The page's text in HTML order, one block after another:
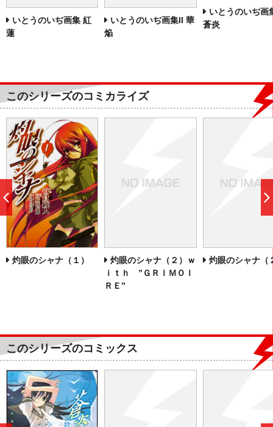
いとうのいぢ画集 紅
蓮
いとうのいぢ画集II 華
焔
いとうのいぢ画
蒼炎
このシリーズのコミカライズ
灼眼のシャナ（１）
灼眼のシャナ（２）ｗ
ｉｔｈ ”ＧＲＩＭＯＩ
ＲＥ”
灼眼のシャナ（
前
へ
このシリーズのコミックス